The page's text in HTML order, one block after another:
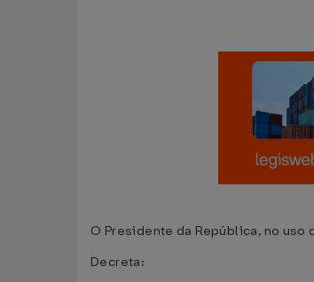
O Presidente da República, no
Decreta: